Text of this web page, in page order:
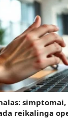
reikalinga